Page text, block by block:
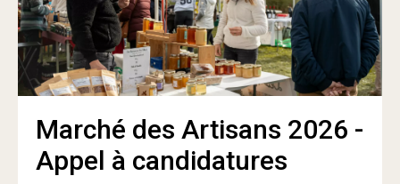
Marché des Artisans 2026 -
Appel à candidatures